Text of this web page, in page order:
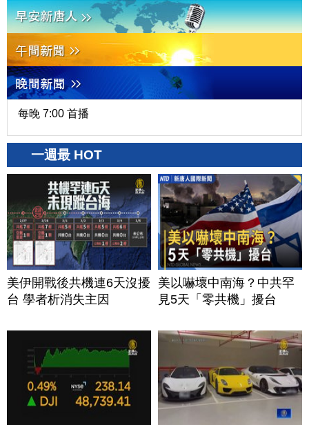
每晚 7:00 首播
一週最 HOT
美伊開戰後共機連6天沒擾
台 學者析消失主因
美以嚇壞中南海？中共罕
見5天「零共機」擾台